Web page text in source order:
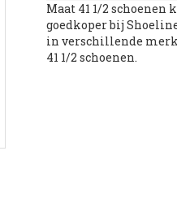
Maat 41 1/2 schoenen
goedkoper bij
in verschillende
41 1/2 schoenen.